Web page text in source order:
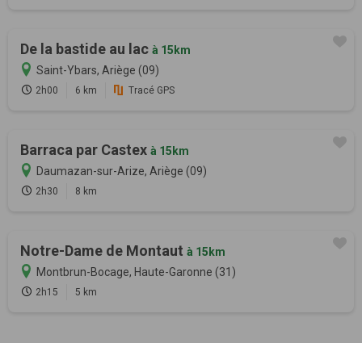
De la bastide au lac à 15km
Saint-Ybars, Ariège (09)
2h00 6 km Tracé GPS
Barraca par Castex à 15km
Daumazan-sur-Arize, Ariège (09)
2h30 8 km
Notre-Dame de Montaut à 15km
Montbrun-Bocage, Haute-Garonne (31)
2h15 5 km